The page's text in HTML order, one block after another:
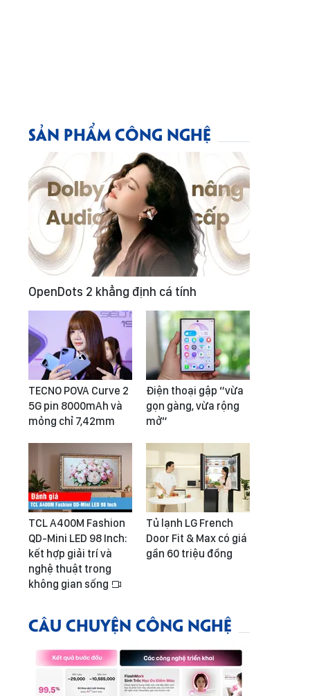
SẢN PHẨM CÔNG NGHỆ
OpenDots 2 khẳng định cá tính
TECNO POVA Curve 2
5G pin 8000mAh và
mỏng chỉ 7,42mm
Điện thoại gập “vừa
gọn gàng, vừa rộng
mở”
TCL A400M Fashion
QD-Mini LED 98 Inch:
kết hợp giải trí và
nghệ thuật trong
không gian sống
Tủ lạnh LG French
Door Fit & Max có giá
gần 60 triệu đồng
CÂU CHUYỆN CÔNG NGHỆ